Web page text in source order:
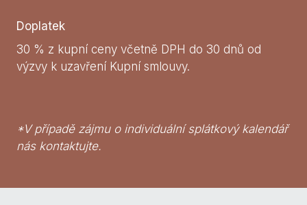
Doplatek
30 % z kupní ceny včetně DPH do 30 dnů od
výzvy k uzavření Kupní smlouvy.
*V případě zájmu o individuální splátkový kalendář
nás kontaktujte.